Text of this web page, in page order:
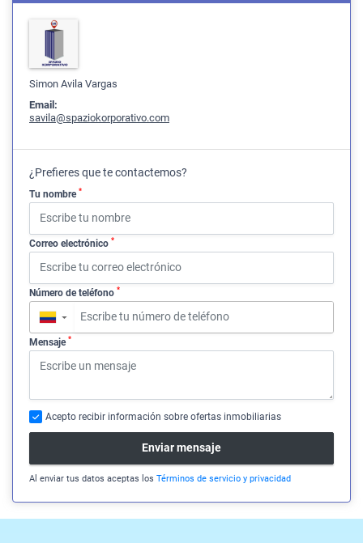
Simon Avila Vargas
Email:
savila@spaziokorporativo.com
¿Prefieres que te contactemos?
Tu nombre *
Correo electrónico *
Número de teléfono *
▼
Mensaje *
Acepto recibir información sobre ofertas inmobiliarias
Enviar mensaje
Al enviar tus datos aceptas los Términos de servicio y privacidad